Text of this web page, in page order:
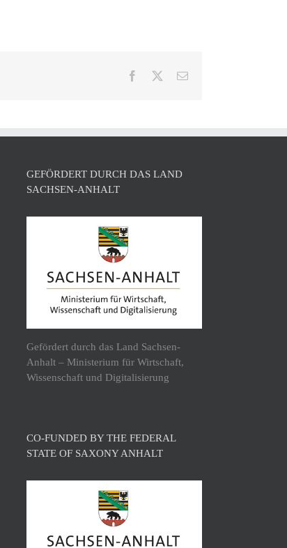
Facebook
E-
GEFÖRDERT DURCH DAS LAND
SACHSEN-ANHALT
Gefördert durch das Land Sachsen-
Anhalt – Ministerium für Wirtschaft,
Wissenschaft und Digitalisierung
CO-FUNDED BY THE FEDERAL
STATE OF SAXONY ANHALT